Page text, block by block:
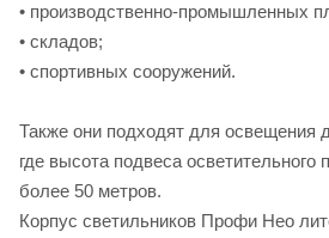
• производственно-промышленных
• складов;
• спортивных сооружений.
Также они подходят для освещения
где высота подвеса осветительного
более 50 метров.
Корпус светильников Профи Нео